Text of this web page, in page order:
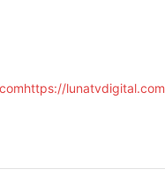
https://lunatvdigital.com